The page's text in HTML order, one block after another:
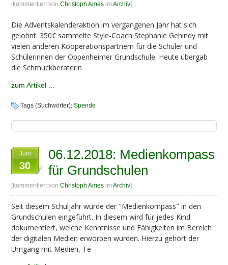
[kommentiert vonChristoph Ames imArchiv]
Die Adventskalenderaktion im vergangenen Jahr hat sich
gelohnt. 350€ sammelte Style-Coach Stephanie Gehindy mit
vielen anderen Kooperationspartnern für die Schüler und
Schülerinnen der Oppenheimer Grundschule. Heute übergab
die Schmuckberaterin
zum Artikel ...
Tags (Suchwörter):Spende
Juni
30
06.12.2018: Medienkompass
für Grundschulen
[kommentiert vonChristoph Ames imArchiv]
Seit diesem Schuljahr wurde der "Medienkompass" in den
Grundschulen eingeführt. In diesem wird für jedes Kind
dokumentiert, welche Kenntnisse und Fähigkeiten im Bereich
der digitalen Medien erworben wurden. Hierzu gehört der
Umgang mit Medien, Te